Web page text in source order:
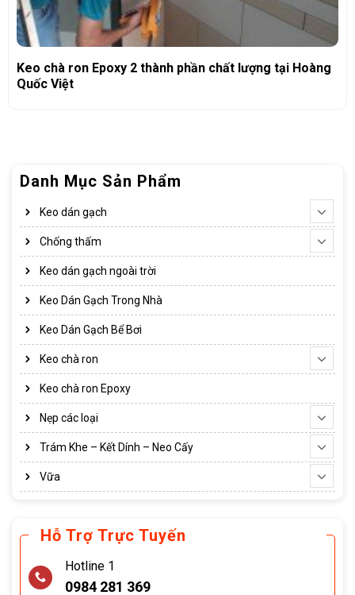
Danh Mục Sản Phẩm
Keo dán gạch
Chống thấm
Keo dán gạch ngoài trời
Keo Dán Gạch Trong Nhà
Keo Dán Gạch Bể Bơi
Keo chà ron
Keo chà ron Epoxy
Nẹp các loại
Trám Khe – Kết Dính – Neo Cấy
Vữa
Hỗ Trợ Trực Tuyến
Hotline 1
0984 281 369
Keo chà ron Epoxy 2 thành phần chất lượng tại Hoàng
Quốc Việt